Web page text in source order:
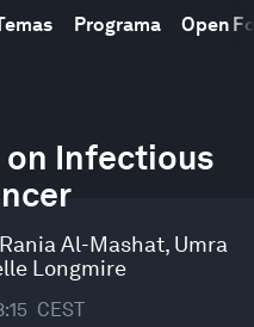
Programa Open
on Infectious
Rania Al-Mashat, Umra
Longmire
CEST